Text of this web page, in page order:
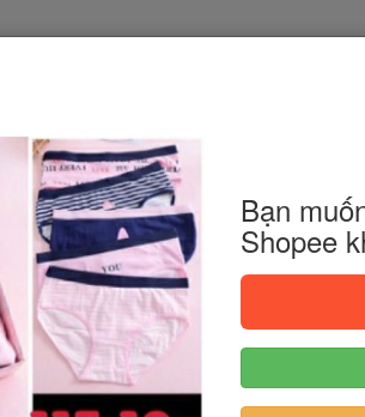
Bạn
Shopee